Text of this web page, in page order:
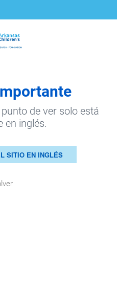
de ver solo está
en inglés.
SITIO EN INGLÉS